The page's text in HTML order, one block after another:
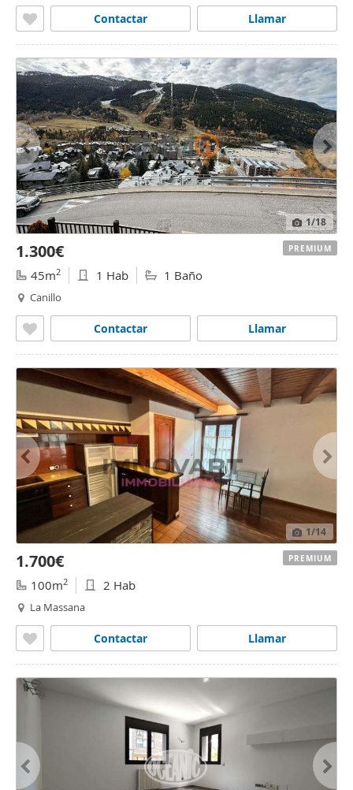
Llamar
Contactar
1/18
1.300€
45m2 1 Hab 1 Baño
Canillo
Llamar
Contactar
PREMIUM
1/14
1.700€
100m2 2 Hab
La Massana
Llamar
Contactar
PREMIUM